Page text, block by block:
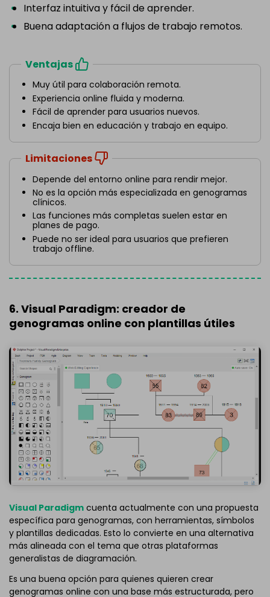
Interfaz intuitiva y fácil de aprender.
Buena adaptación a flujos de trabajo remotos.
Ventajas
Muy útil para colaboración remota.
Experiencia online fluida y moderna.
Fácil de aprender para usuarios nuevos.
Encaja bien en educación y trabajo en equipo.
Limitaciones
Depende del entorno online para rendir mejor.
No es la opción más especializada en genogramas
clínicos.
Las funciones más completas suelen estar en
planes de pago.
Puede no ser ideal para usuarios que prefieren
trabajo offline.
6. Visual Paradigm: creador de
genogramas online con plantillas útiles
Visual Paradigm cuenta actualmente con una propuesta
específica para genogramas, con herramientas, símbolos
y plantillas dedicadas. Esto lo convierte en una alternativa
más alineada con el tema que otras plataformas
generalistas de diagramación.
Es una buena opción para quienes quieren crear
genogramas online con una base más estructurada, pero